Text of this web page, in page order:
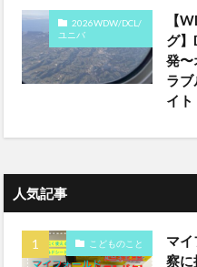
2026WDW/DCL/
ユニバ
【
グ
発〜
ラブ
イト
人気記事
こどものこと
マ
察に